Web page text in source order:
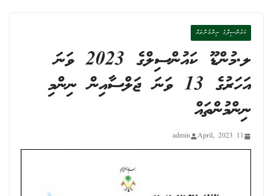
ކައުންސިލްގެ ނިންމުންތައް
ލ.މުންޑޫ ކައުންސިލްގެ 2023 ވަނަ
އަހަރުގެ 13 ވަނަ ޖަލްސާއިން ނިންމި
ނިންމުންތައް
11 April, 2023
admin